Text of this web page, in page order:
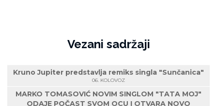
Vezani sadržaji
Kruno Jupiter predstavlja remiks singla "Sunčanica"
06. KOLOVOZ
MARKO TOMASOVIĆ NOVIM SINGLOM "TATA MOJ"
ODAJE POČAST SVOM OCU I OTVARA NOVO